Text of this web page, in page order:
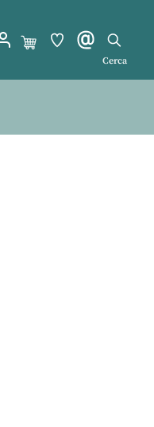
Cerca